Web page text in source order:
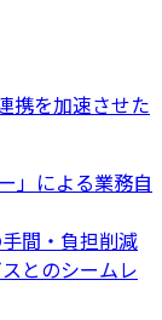
携を加速させた
」による業務自
間・負担削減
とのシームレ